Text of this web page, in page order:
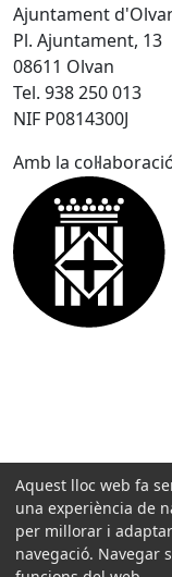
Ajuntament
Pl. Ajuntament, 13
08611 Olvan
Tel. 938 250 013
NIF P0814300J
Amb la
Aquest lloc web fa
una experiència de
per millorar i
navegació. Navegar